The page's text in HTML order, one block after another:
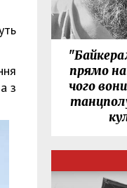
з
прямо
чого